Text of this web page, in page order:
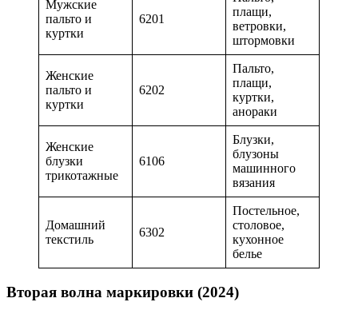
Мужские
пальто и
куртки
6201
плащи,
ветровки,
штормовки
Женские
пальто и
куртки
6202
Пальто,
плащи,
куртки,
анораки
Женские
блузки
трикотажные
6106
Блузки,
блузоны
машинного
вязания
Домашний
текстиль
6302
Постельное,
столовое,
кухонное
белье
Вторая волна маркировки (2024)